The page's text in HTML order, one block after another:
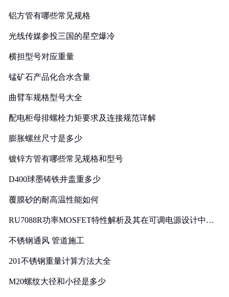
铝方管有哪些常见规格
光线传媒参投三国的星空爆冷
横担型号对应重量
锰矿石产品化合水含量
曲臂车规格型号大全
配电柜母排螺栓力矩要求及连接规范详解
膨胀螺丝尺寸是多少
镀锌方管有哪些常见规格和型号
D400球墨铸铁井盖重多少
覆膜砂的耐高温性能如何
RU7088R功率MOSFET特性解析及其在可调电源设计中的
不锈钢通风 管道施工
201不锈钢重量计算方法大全
M20螺纹大径和小径是多少